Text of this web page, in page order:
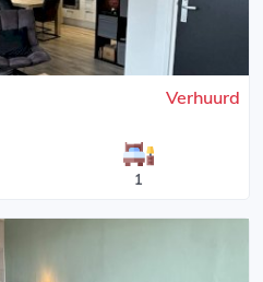
Verhuurd
1